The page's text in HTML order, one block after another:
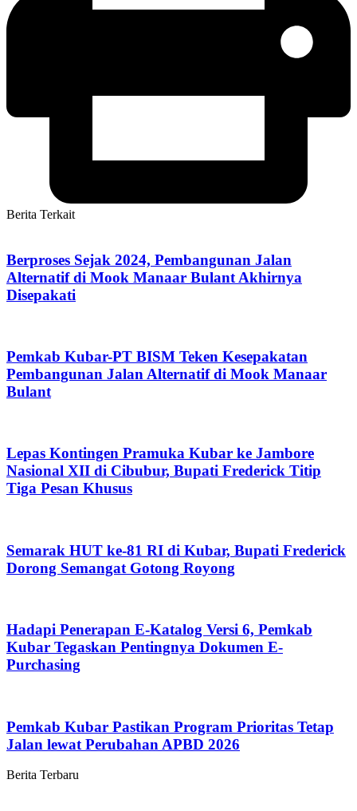
Berita Terkait
Berproses Sejak 2024, Pembangunan Jalan
Alternatif di Mook Manaar Bulant Akhirnya
Disepakati
Pemkab Kubar-PT BISM Teken Kesepakatan
Pembangunan Jalan Alternatif di Mook Manaar
Bulant
Lepas Kontingen Pramuka Kubar ke Jambore
Nasional XII di Cibubur, Bupati Frederick Titip
Tiga Pesan Khusus
Semarak HUT ke-81 RI di Kubar, Bupati Frederick
Dorong Semangat Gotong Royong
Hadapi Penerapan E-Katalog Versi 6, Pemkab
Kubar Tegaskan Pentingnya Dokumen E-
Purchasing
Pemkab Kubar Pastikan Program Prioritas Tetap
Jalan lewat Perubahan APBD 2026
Berita Terbaru